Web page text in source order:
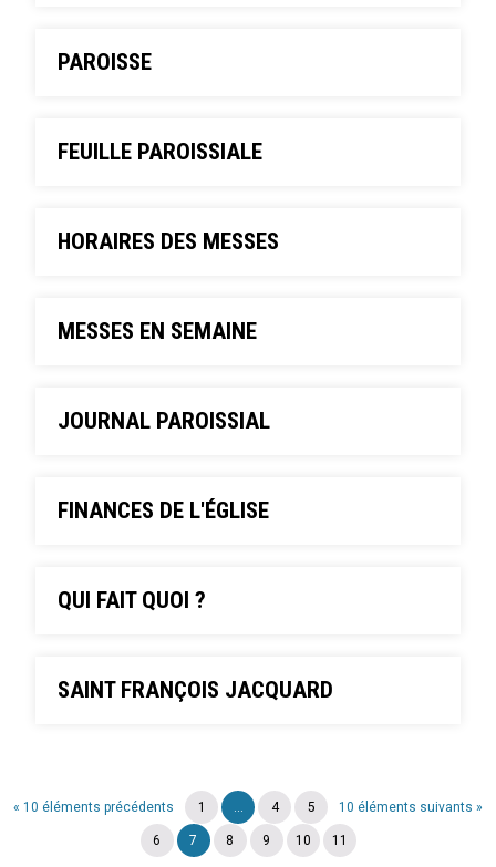
PAROISSE
FEUILLE PAROISSIALE
HORAIRES DES MESSES
MESSES EN SEMAINE
JOURNAL PAROISSIAL
FINANCES DE L'ÉGLISE
QUI FAIT QUOI ?
SAINT FRANÇOIS JACQUARD
« 10 éléments précédents 10 éléments suivants »
1 ... 4 5
6 7 8 9 10 11